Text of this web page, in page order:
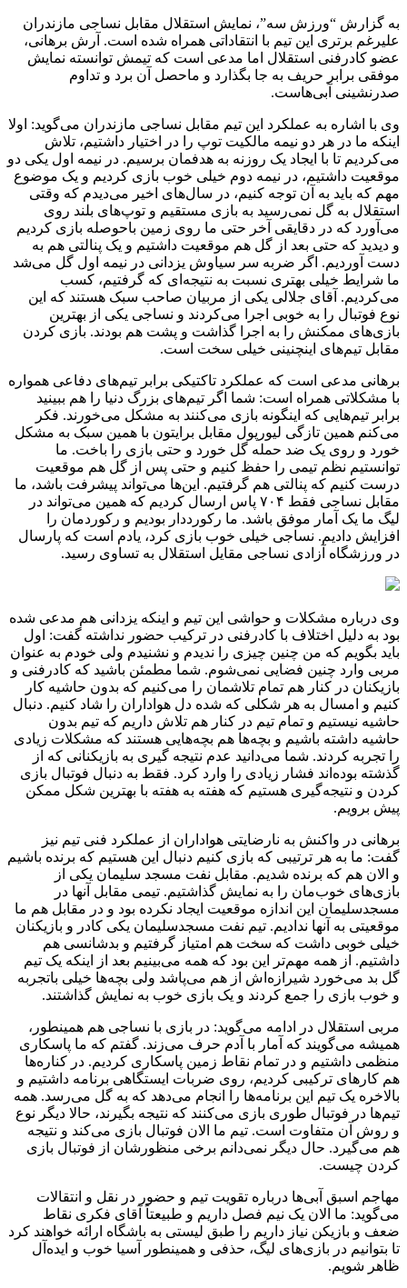
به گزارش “ورزش سه”، نمایش استقلال مقابل نساجی مازندران
علیرغم برتری این تیم با انتقاداتی همراه شده است. آرش برهانی،
عضو کادرفنی استقلال اما مدعی است که تیمش توانسته نمایش
موفقی برابر حریف به جا بگذارد و ماحصل آن برد و تداوم
صدرنشینی آبی‌هاست.
وی با اشاره به عملکرد این تیم مقابل نساجی مازندران می‌گوید: اولا
اینکه ما در هر دو نیمه مالکیت توپ را در اختیار داشتیم، تلاش
می‌کردیم تا با ایجاد یک روزنه به هدفمان برسیم. در نیمه اول یکی دو
موقعیت داشتیم، در نیمه دوم خیلی خوب بازی کردیم و یک موضوع
مهم که باید به آن توجه کنیم، در سال‌های اخیر می‌‌دیدم که وقتی
استقلال به گل نمی‌رسید به بازی مستقیم و توپ‌های بلند روی
می‌آورد که در دقایقی آخر حتی ما روی زمین باحوصله بازی کردیم
و دیدید که حتی بعد از گل هم موقعیت داشتیم و یک پنالتی هم به
دست آوردیم. اگر ضربه سر سیاوش یزدانی در نیمه اول گل می‌شد
ما شرایط خیلی بهتری نسبت به نتیجه‌ای که گرفتیم، کسب
می‌کردیم. آقای جلالی یکی از مربیان صاحب سبک هستند که این
نوع فوتبال را به خوبی اجرا می‌کردند و نساجی یکی از بهترین
بازی‌های ممکنش را به اجرا گذاشت و پشت هم بودند. بازی کردن
مقابل تیم‌های اینچنینی خیلی سخت است.
برهانی مدعی است که عملکرد تاکتیکی برابر تیم‌های دفاعی همواره
با مشکلاتی همراه است: شما اگر تیم‌های بزرگ دنیا را هم ببینید
برابر تیم‌هایی که اینگونه بازی می‌کنند به مشکل می‌خورند. فکر
می‌کنم همین تازگی لیورپول مقابل برایتون با همین سبک به مشکل
خورد و روی یک ضد حمله گل خورد و حتی بازی را باخت. ما
توانستیم نظم تیمی را حفظ کنیم و حتی پس از گل هم موقعیت
درست کنیم که پنالتی هم گرفتیم. این‌ها می‌تواند پیشرفت باشد، ما
مقابل نساجی فقط ۷۰۴ پاس ارسال کردیم که همین می‌تواند در
لیگ ما یک آمار موفق باشد. ما رکورددار بودیم و رکوردمان را
افزایش دادیم. نساجی خیلی خوب بازی کرد، یادم است که پارسال
در ورزشگاه آزادی نساجی مقایل استقلال به تساوی رسید.
وی درباره مشکلات و حواشی این تیم و اینکه یزدانی هم مدعی شده
بود به دلیل اختلاف با کادرفنی در ترکیب حضور نداشته گفت: اول
باید بگویم که من چنین چیزی را ندیدم و نشنیدم ولی خودم به عنوان
مربی وارد چنین فضایی نمی‌شوم. شما مطمئن باشید که کادرفنی و
بازیکنان در کنار هم تمام تلاشمان را می‌کنیم که بدون حاشیه کار
کنیم و امسال به هر شکلی که شده دل هواداران را شاد کنیم. دنبال
حاشیه نیستیم و تمام تیم در کنار هم تلاش داریم که تیم بدون
حاشیه داشته باشیم و بچه‌ها هم بچه‌هایی هستند که مشکلات زیادی
را تجربه کردند. شما می‌دانید عدم نتیجه گیری به بازیکنانی که از
گذشته بوده‌اند فشار زیادی را وارد کرد. فقط به دنبال فوتبال بازی
کردن و نتیجه‌گیری هستیم که هفته به هفته با بهترین شکل ممکن
پیش برویم.
برهانی در واکنش به نارضایتی هواداران از عملکرد فنی تیم نیز
گفت: ما به هر ترتیبی که بازی کنیم دنبال این هستیم که برنده باشیم
و الان هم که برنده شدیم. مقابل نفت مسجد سلیمان یکی از
بازی‌های خوب‌مان را به نمایش گذاشتیم. تیمی مقابل آنها در
مسجدسلیمان این اندازه موقعیت ایجاد نکرده بود و در مقابل هم ما
موقعیتی به آنها ندادیم. تیم نفت مسجدسلیمان یکی کادر و بازیکنان
خیلی خوبی داشت که سخت هم امتیاز گرفتیم و بدشانسی هم
داشتیم. از همه مهم‌تر این بود که همه می‌بینیم بعد از اینکه یک تیم
گل بد می‌خورد شیرازه‌اش از هم می‌پاشد ولی بچه‌ها خیلی باتجربه
و خوب بازی را جمع کردند و یک بازی خوب به نمایش گذاشتند.
مربی استقلال در ادامه می‌گوید: در بازی با نساجی هم همینطور،
همیشه می‌گویند که آمار با آدم حرف می‌زند. گفتم که ما پاسکاری
منظمی داشتیم و در تمام نقاط زمین پاسکاری کردیم. در کناره‌ها
هم کارهای ترکیبی کردیم، روی ضربات ایستگاهی برنامه داشتیم و
بالاخره یک تیم این برنامه‌ها را انجام می‌دهد که به گل می‌رسد. همه
تیم‌ها در فوتبال طوری بازی می‌کنند که نتیجه بگیرند، حالا دیگر نوع
و روش آن متفاوت است. تیم ما الان فوتبال بازی می‌کند و نتیجه
هم می‌گیرد. حال دیگر نمی‌دانم برخی منظورشان از فوتبال بازی
کردن چیست.
مهاجم اسبق آبی‌ها درباره تقویت تیم و حضور در نقل و انتقالات
می‌گوید: ما الان یک نیم فصل داریم و طبیعتاً آقای فکری نقاط
ضعف و بازیکن نیاز داریم را طبق لیستی به باشگاه ارائه خواهند کرد
تا بتوانیم در بازی‌های لیگ، حذفی و همینطور آسیا خوب و ایده‌آل
ظاهر شویم.